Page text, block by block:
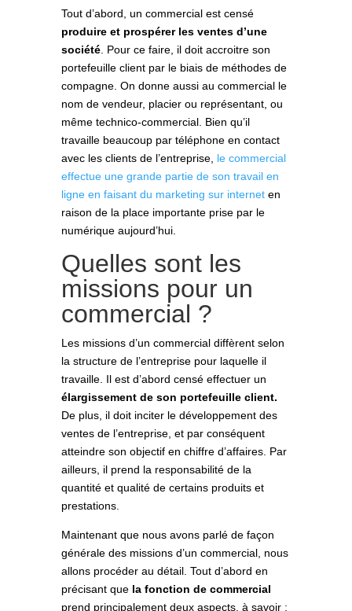
Tout d’abord, un commercial est censé
produire et prospérer les ventes d’une
société . Pour ce faire, il doit accroitre son
portefeuille client par le biais de méthodes de
compagne. On donne aussi au commercial le
nom de vendeur, placier ou représentant, ou
même technico-commercial. Bien qu’il
travaille beaucoup par téléphone en contact
avec les clients de l’entreprise, le commercial
effectue une grande partie de son travail en
ligne en faisant du marketing sur internet en
raison de la place importante prise par le
numérique aujourd’hui.
Quelles sont les
missions pour un
commercial ?
Les missions d’un commercial diffèrent selon
la structure de l’entreprise pour laquelle il
travaille. Il est d’abord censé effectuer un
élargissement de son portefeuille client.
De plus, il doit inciter le développement des
ventes de l’entreprise, et par conséquent
atteindre son objectif en chiffre d’affaires. Par
ailleurs, il prend la responsabilité de la
quantité et qualité de certains produits et
prestations.
Maintenant que nous avons parlé de façon
générale des missions d’un commercial, nous
allons procéder au détail. Tout d’abord en
précisant que la fonction de commercial
prend principalement deux aspects, à savoir :